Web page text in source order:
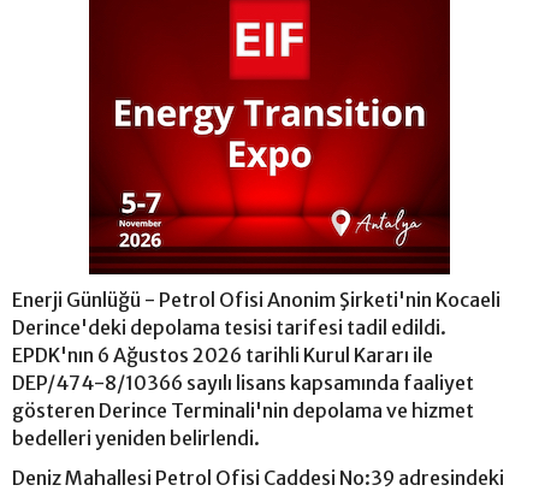
Enerji Günlüğü - Petrol Ofisi Anonim Şirketi'nin Kocaeli
Derince'deki depolama tesisi tarifesi tadil edildi.
EPDK'nın 6 Ağustos 2026 tarihli Kurul Kararı ile
DEP/474-8/10366 sayılı lisans kapsamında faaliyet
gösteren Derince Terminali'nin depolama ve hizmet
bedelleri yeniden belirlendi.
Deniz Mahallesi Petrol Ofisi Caddesi No:39 adresindeki